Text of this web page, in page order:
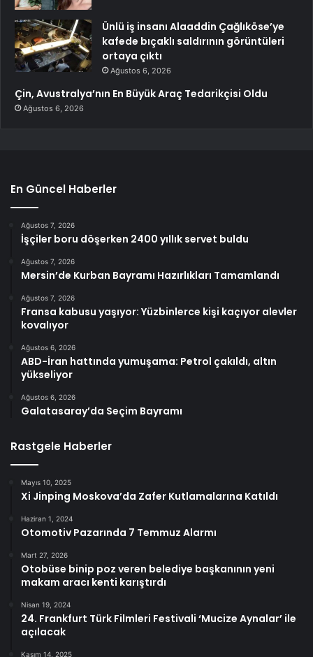
Ünlü iş insanı Alaaddin Çağlıköse’ye
kafede bıçaklı saldırının görüntüleri
ortaya çıktı
Ağustos 6, 2026
Çin, Avustralya’nın En Büyük Araç Tedarikçisi Oldu
Ağustos 6, 2026
En Güncel Haberler
Ağustos 7, 2026
İşçiler boru döşerken 2400 yıllık servet buldu
Ağustos 7, 2026
Mersin’de Kurban Bayramı Hazırlıkları Tamamlandı
Ağustos 7, 2026
Fransa kabusu yaşıyor: Yüzbinlerce kişi kaçıyor alevler
kovalıyor
Ağustos 6, 2026
ABD-İran hattında yumuşama: Petrol çakıldı, altın
yükseliyor
Ağustos 6, 2026
Galatasaray’da Seçim Bayramı
Rastgele Haberler
Mayıs 10, 2025
Xi Jinping Moskova’da Zafer Kutlamalarına Katıldı
Haziran 1, 2024
Otomotiv Pazarında 7 Temmuz Alarmı
Mart 27, 2026
Otobüse binip poz veren belediye başkanının yeni
makam aracı kenti karıştırdı
Nisan 19, 2024
24. Frankfurt Türk Filmleri Festivali ‘Mucize Aynalar’ ile
açılacak
Kasım 14, 2025